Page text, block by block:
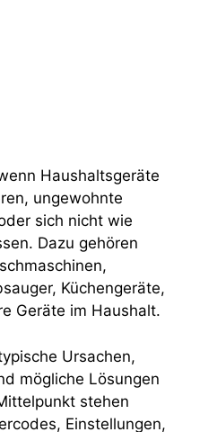
Haushaltsgeräte
ungewohnte
sich nicht wie
Dazu gehören
Küchengeräte,
Geräte im Haushalt.
Ursachen,
mögliche Lösungen
stehen
Einstellungen,